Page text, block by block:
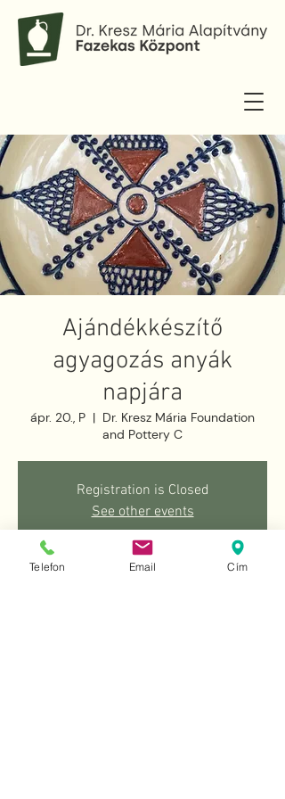
Ajándékkészítő
agyagozás anyák
napjára
ápr. 20., P
  |
Dr. Kresz Mária Foundation
and Pottery C
Registration is Closed
See other events
Telefon Email Cím